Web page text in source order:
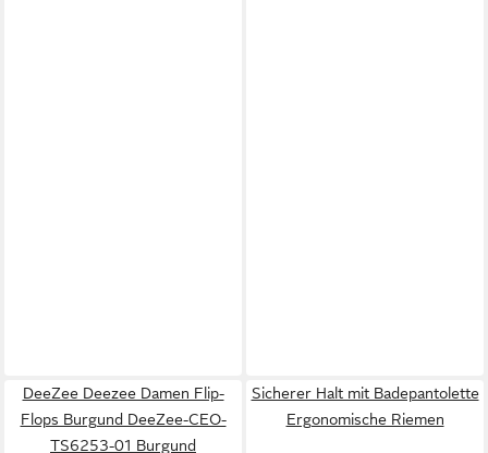
DeeZee Deezee Damen Flip-
Flops Burgund DeeZee-CEO-
TS6253-01 Burgund
Sicherer Halt mit Badepantolette
Ergonomische Riemen